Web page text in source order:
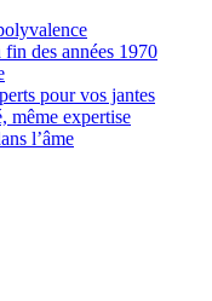
des années 1970
pour vos jantes
même expertise
l’âme